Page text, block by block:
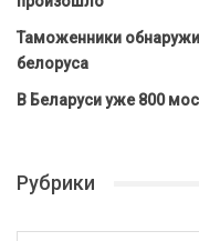
Таможенники
белоруса
В Беларуси уже 800
Рубрики